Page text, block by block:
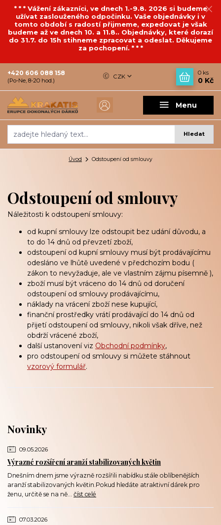
* * * Vážení zákazníci, ve dnech 1.-9.8. 2026 si budeme
užívat zaslouženého odpočinku. Vaše objednávky i v
tomto období s radostí přijmeme, expedovat je však
budeme až ve dnech 10. a 11.8.. Objednávky, které dorazí
do 31.7. do 15h stihneme zpracovat a odeslat. Děkujeme
za pochopení. * * *
Menu
CZK
Hledat
+420 606 088 158
(Po-Ne, 8-20 hod.)
0 ks
0 Kč
Úvod Odstoupení od smlouvy
Novinky
09.05.2026
Výrazné rozšíření aranží stabilizovaných květin
Dnešním dnem jsme výrazně rozšířili nabídku stále oblíbenějších
aranží stabilizovaných květin.Pokud hledáte atraktivní dárek pro
ženu, určitě se na ně... číst celé
07.03.2026
Odstoupení od smlouvy
Náležitosti k odstoupení smlouvy:
od kupní smlouvy lze odstoupit bez udání důvodu, a
to do 14 dnů od převzetí zboží,
odstoupení od kupní smlouvy musí být prodávajícímu
odesláno ve lhůtě uvedené v předchozím bodu (
zákon to nevyžaduje, ale ve vlastním zájmu písemně ),
zboží musí být vráceno do 14 dnů od doručení
odstoupení od smlouvy prodávajícímu,
náklady na vrácení zboží nese kupující,
finanční prostředky vrátí prodávající do 14 dnů od
přijetí odstoupení od smlouvy, nikoli však dříve, než
obdrží vrácené zboží,
další ustanovení viz Obchodní podmínky,
pro odstoupení od smlouvy si můžete stáhnout
vzorový formulář.